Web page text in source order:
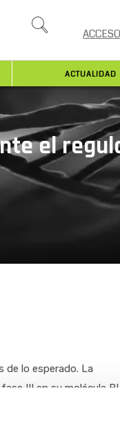
ACTUALIDAD
el
de lo esperado. La
III en su molécula BI
los trámites para la
está a punto de dar